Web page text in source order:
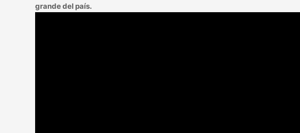
grande del país.